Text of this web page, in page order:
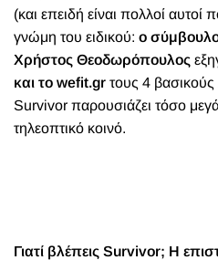
(και επειδή είναι πολλοί
γνώμη του ειδικού: ο
Χρήστος Θεοδωρόπουλος
και το wefit.gr τους 4
Survivor παρουσιάζει τόσο
τηλεοπτικό κοινό.
Γιατί βλέπεις Survivor; Η